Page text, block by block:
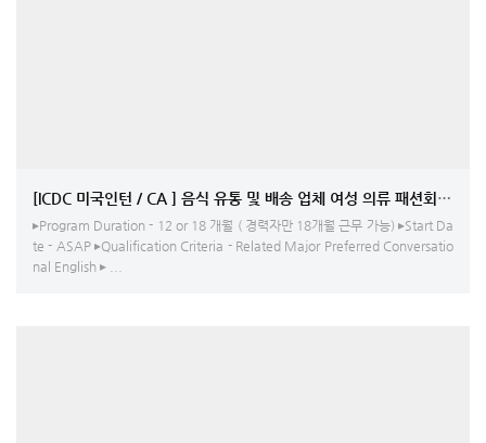
▸Program Duration - 12 or 18 개월 ( 경력자만 18개월 근무 가능) ▸Start Da
te - ASAP ▸Qualification Criteria - Related Major Preferred Conversatio
nal English ▸ ...